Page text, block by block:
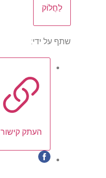
לַחֲלוֹק
שתף על ידי:
העתק קישור